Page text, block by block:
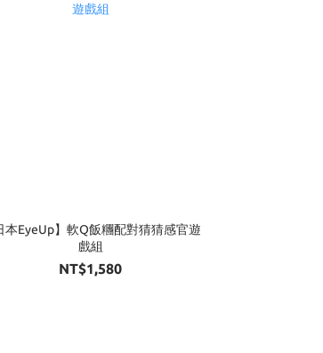
本EyeUp】軟Q飯糰配對猜猜感官遊
戲組
NT$1,580